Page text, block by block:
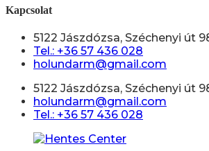
Kapcsolat
5122 Jászdózsa, Széchenyi út
Tel.: +36 57 436 028
holundarm@gmail.com
5122 Jászdózsa, Széchenyi út
holundarm@gmail.com
Tel.: +36 57 436 028